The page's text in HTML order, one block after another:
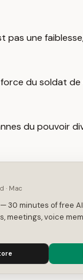
pas une
du soldat
du pouvoir
active,
foi,
your experience.
· Mac
30 minutes of free
meetings, voice